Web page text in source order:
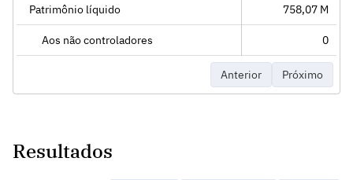
Patrimônio líquido 758,07 M
Aos não controladores 0
Anterior Próximo
Resultados